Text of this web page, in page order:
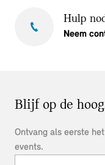
Hulp
Neem
Blijf op de
Ontvang als eerste
events.